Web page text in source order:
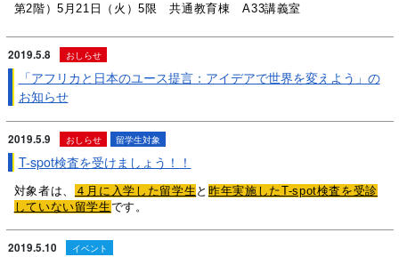
第2階）5月21日（火）5限 共通教育棟 A33講義室
2019.5.8 おしらせ
「アフリカと日本のユース提言：アイデアで世界を変えよう」の
お知らせ
2019.5.9 おしらせ 留学生対象
T-spot検査を受けましょう！！
対象者は、 ４月に入学した留学生 と 昨年実施したT-spot検査を受診
していない留学生です。
2019.5.10 イベント